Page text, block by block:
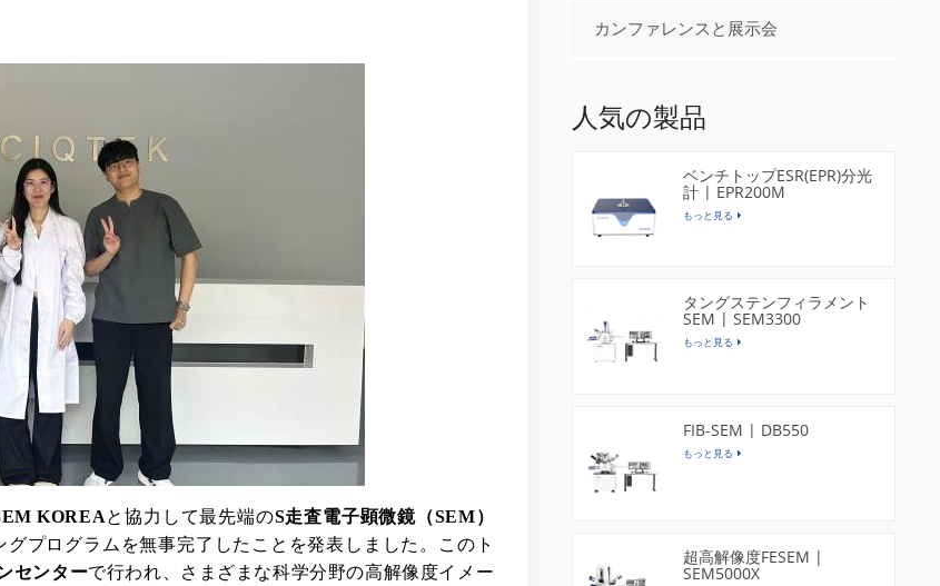
KOREAと協力して最先端のS走査電子顕微鏡（SEM）
プログラムを無事完了したことを発表しました。このト
センターで行われ 、さまざまな科学分野の高解像度イメー
カンファレンスと展示会
人気の製品
ベンチトップESR(EPR)分光
計 | EPR200M
もっと見る
タングステンフィラメント
SEM | SEM3300
もっと見る
FIB-SEM | DB550
もっと見る
超高解像度FESEM |
SEM5000X